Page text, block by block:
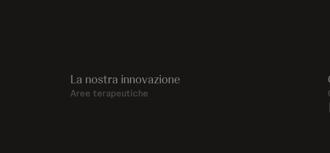
La nostra innovazione
Aree terapeutiche